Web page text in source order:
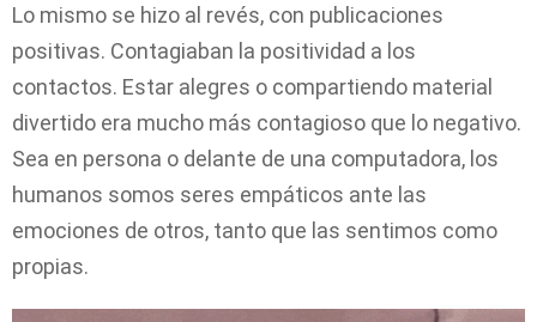
Lo mismo se hizo al revés, con publicaciones
positivas. Contagiaban la positividad a los
contactos. Estar alegres o compartiendo material
divertido era mucho más contagioso que lo negativo.
Sea en persona o delante de una computadora, los
humanos somos seres empáticos ante las
emociones de otros, tanto que las sentimos como
propias.